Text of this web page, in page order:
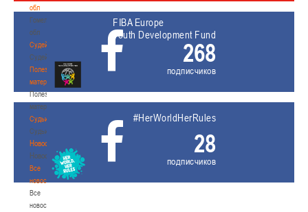
обл
Гомельская
обл
Судейство
Судейство
Полезные
материалы
Полезные
материалы
Судьи
Судьи
Новости
Новости
Все
новости
Все
новости
FIBA Europe
Youth Development Fund
268
подписчиков
#HerWorldHerRules
28
подписчиков